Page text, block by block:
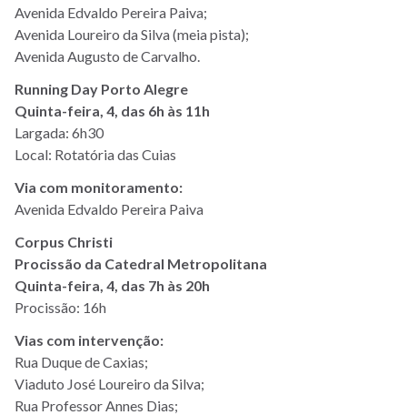
Avenida Edvaldo Pereira Paiva;
Avenida Loureiro da Silva (meia pista);
Avenida Augusto de Carvalho.
Running Day Porto Alegre
Quinta-feira, 4, das 6h às 11h
Largada: 6h30
Local: Rotatória das Cuias
Via com monitoramento:
Avenida Edvaldo Pereira Paiva
Corpus Christi
Procissão da Catedral Metropolitana
Quinta-feira, 4, das 7h às 20h
Procissão: 16h
Vias com intervenção:
Rua Duque de Caxias;
Viaduto José Loureiro da Silva;
Rua Professor Annes Dias;